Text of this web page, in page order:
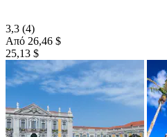
3,3 (4)
Από 26,46 $
25,13 $